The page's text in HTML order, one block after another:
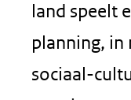
land speelt
planning, in
sociaal-